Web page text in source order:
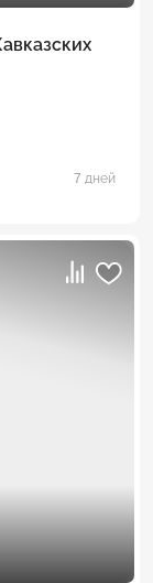
7 дней